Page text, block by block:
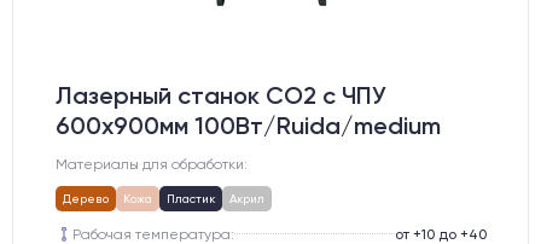
Лазерный станок CO2 c ЧПУ
600х900мм 100Вт/Ruida/medium
Материалы для обработки:
Дерево Кожа Пластик Акрил
Рабочая температура:
от +10 до +40